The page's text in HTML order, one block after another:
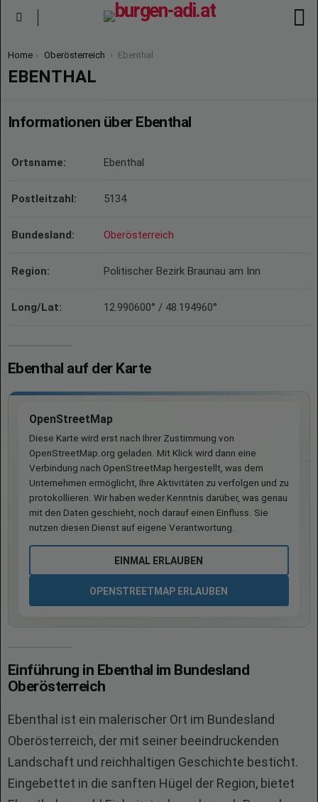
You are here:
Home Oberösterreich Ebenthal
EBENTHAL
Informationen über Ebenthal
Ortsname: Ebenthal
Postleitzahl: 5134
Bundesland: Oberösterreich
Region: Politischer Bezirk Braunau am Inn
Long/Lat: 12.990600° / 48.194960°
Ebenthal auf der Karte
OpenStreetMap
Diese Karte wird erst nach Ihrer Zustimmung von
OpenStreetMap.org geladen. Mit Klick wird dann eine
Verbindung nach OpenStreetMap hergestellt, was dem
Unternehmen ermöglicht, Ihre Aktivitäten zu verfolgen und zu
protokollieren. Wir haben weder Kenntnis darüber, was genau
mit den Daten geschieht, noch darauf einen Einfluss. Sie
nutzen diesen Dienst auf eigene Verantwortung.
EINMAL ERLAUBEN
OPENSTREETMAP ERLAUBEN
Einführung in Ebenthal im Bundesland
Oberösterreich
Ebenthal ist ein malerischer Ort im Bundesland
Oberösterreich, der mit seiner beeindruckenden
Landschaft und reichhaltigen Geschichte besticht.
Eingebettet in die sanften Hügel der Region, bietet